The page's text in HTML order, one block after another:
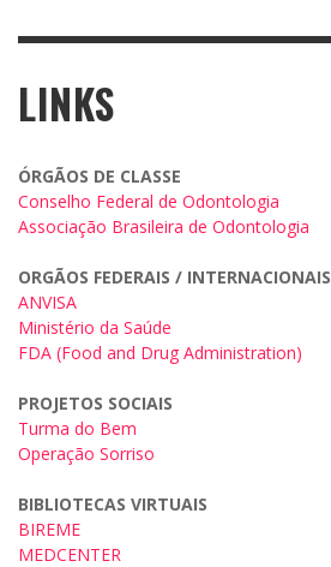
LINKS
ÓRGÃOS DE CLASSE
Conselho Federal de Odontologia
Associação Brasileira de Odontologia
ORGÃOS FEDERAIS / INTERNACIONAIS
ANVISA
Ministério da Saúde
FDA (Food and Drug Administration)
PROJETOS SOCIAIS
Turma do Bem
Operação Sorriso
BIBLIOTECAS VIRTUAIS
BIREME
MEDCENTER